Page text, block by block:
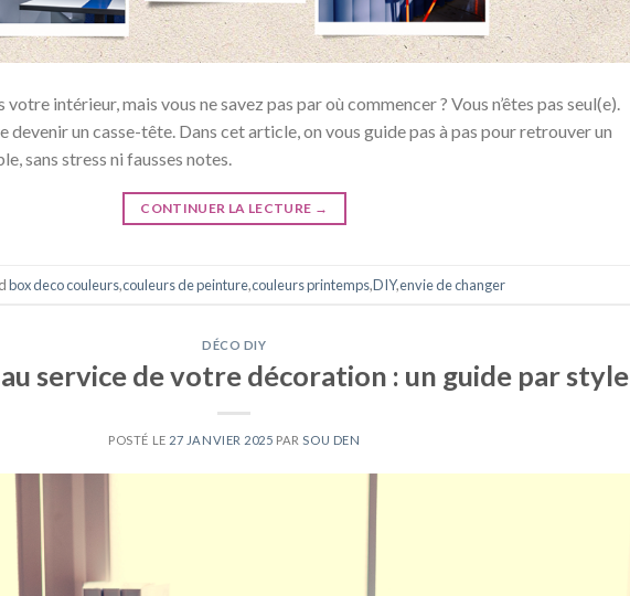
votre intérieur, mais vous ne savez pas par où commencer ? Vous n’êtes pas seul(e).
devenir un casse-tête. Dans cet article, on vous guide pas à pas pour retrouver un
sans stress ni fausses notes.
CONTINUER LA LECTURE →
box deco couleurs,couleurs de peinture,couleurs printemps,DIY,envie de changer
DÉCO DIY
service de votre décoration : un guide par style
POSTÉ LE 27 JANVIER 2025 PARSOU DEN